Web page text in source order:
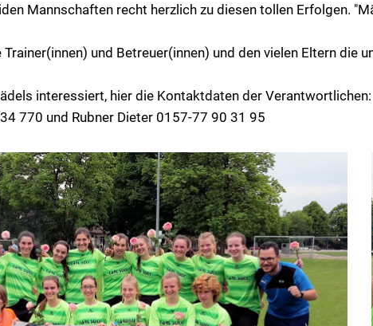
Mannschaften recht herzlich zu diesen tollen Erfolgen.
Trainer(innen) und Betreuer(innen) und den vielen Eltern
interessiert, hier die Kontaktdaten der Verantwortlichen:
770 und Rubner Dieter 0157-77 90 31 95